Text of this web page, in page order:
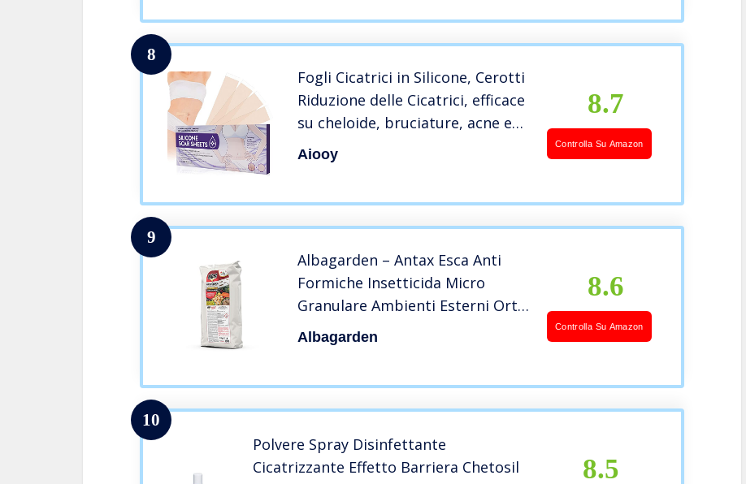
8
Fogli Cicatrici in Silicone, Cerotti
Riduzione delle Cicatrici, efficace
su cheloide, bruciature, acne e
sezioni C, 4 Pezzi Riutilizzabili
(blue)
Aiooy
8.7
Controlla Su Amazon
9
Albagarden – Antax Esca Anti
Formiche Insetticida Micro
Granulare Ambienti Esterni Orto
Casa Scarafaggi Grillotalpa
Insetti Pulci Zecche Pronto Uso e
Albagarden
8.6
Controlla Su Amazon
10
Polvere Spray Disinfettante
Cicatrizzante Effetto Barriera Chetosil
8.5